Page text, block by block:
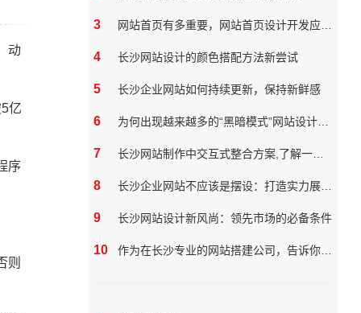
动
亿
序
则
3
4 长沙网站设计的颜色搭配方法新尝试
5 长沙企业网站如何持续更新，保持新鲜感
6
7
8
9 长沙网站设计新风尚：领先市场的必备条件
10